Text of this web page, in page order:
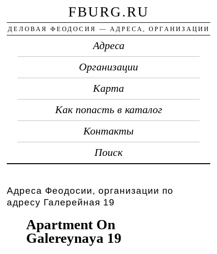
FBURG.RU
ДЕЛОВАЯ ФЕОДОСИЯ — АДРЕСА, ОРГАНИЗАЦИИ
Адреса
Организации
Карта
Как попасть в каталог
Контакты
Поиск
Адреса Феодосии, организации по
адресу Галерейная 19
Apartment On
Galereynaya 19